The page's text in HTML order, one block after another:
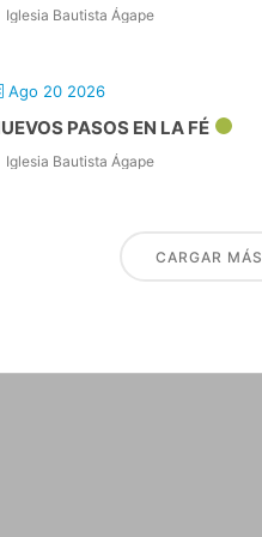
Iglesia Bautista Ágape
Ago 20 2026
PASOS EN LA FÉ
Iglesia Bautista Ágape
CARGAR MÁS